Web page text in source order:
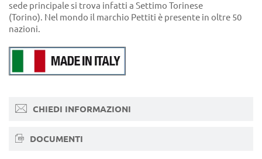
sede principale si trova infatti a Settimo Torinese
(Torino). Nel mondo il marchio Pettiti è presente in oltre 50
nazioni.
CHIEDI INFORMAZIONI
DOCUMENTI